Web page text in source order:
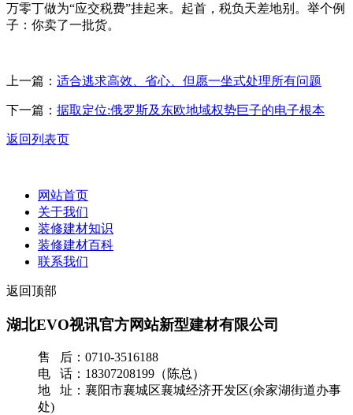
万零丁做为“应交税费”挂起来。起首，税负天差地别。举个例
子：你卖了一批货。
上一篇： 适合逃求高效、省心、但愿一坐式处理所有问题
下一篇： 据取定位:俄罗斯及东欧地域权势巨子的电子根本
返回列表页
网站首页
关于我们
装修建材知识
装修建材百科
联系我们
返回顶部
湖北EVO视讯官方网站新型建材有限公司
售 后：0710-3516188
电 话：18307208199（陈总）
地 址：襄阳市襄城区襄城经济开发区(余家湖街道办事
处)